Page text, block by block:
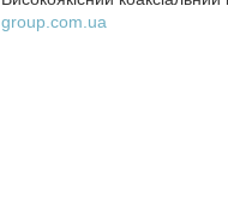
group.com.ua